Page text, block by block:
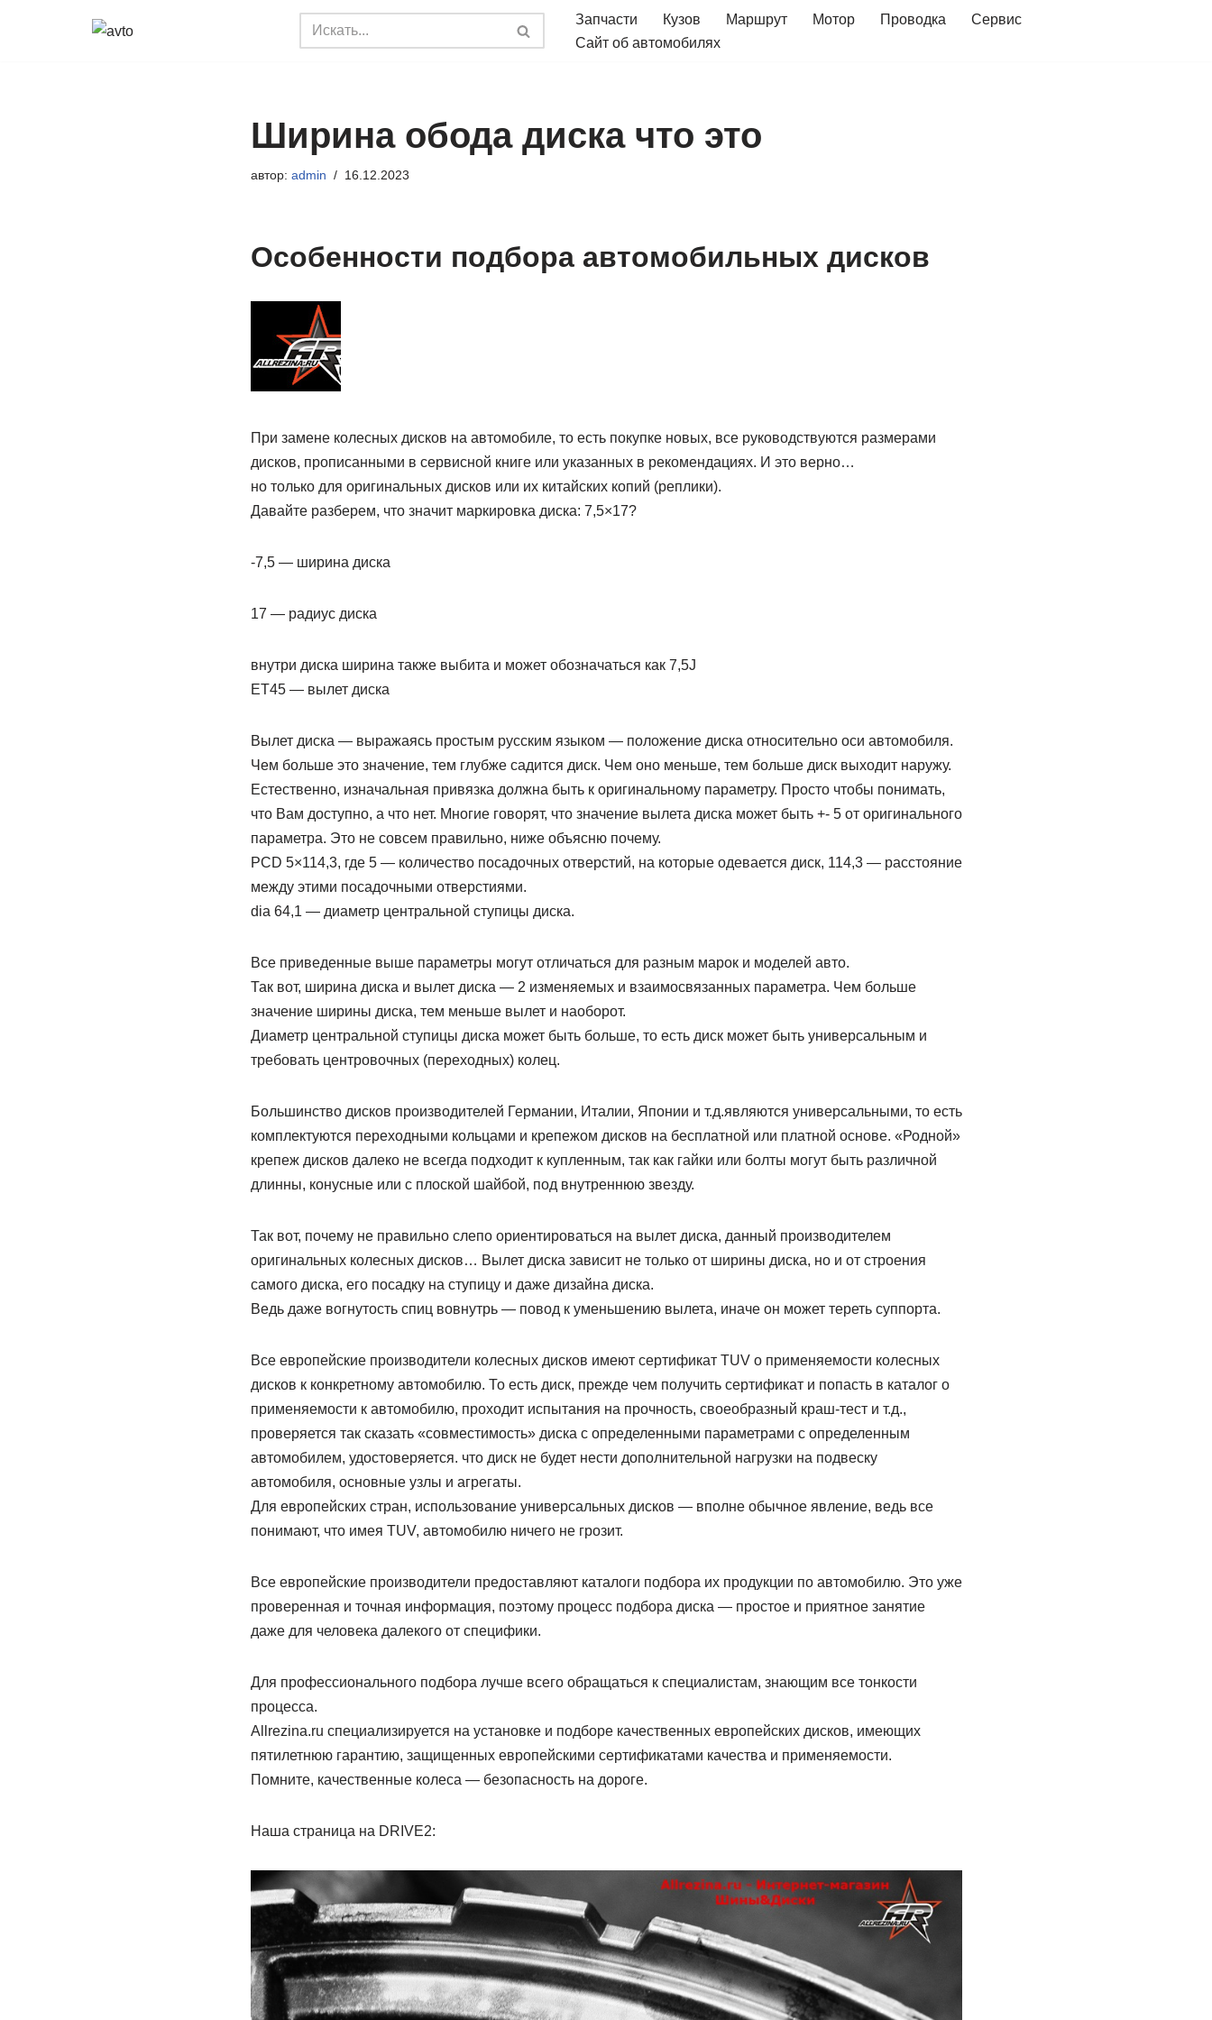
Запчасти Кузов Маршрут Мотор Проводка
Сервис
Сайт об автомобилях
Ширина обода диска что это
автор: admin 16.12.2023
Особенности подбора автомобильных дисков
При замене колесных дисков на автомобиле, то есть покупке новых, все руководствуются размерами
дисков, прописанными в сервисной книге или указанных в рекомендациях. И это верно…
но только для оригинальных дисков или их китайских копий (реплики).
Давайте разберем, что значит маркировка диска: 7,5×17?
-7,5 — ширина диска
17 — радиус диска
внутри диска ширина также выбита и может обозначаться как 7,5J
ET45 — вылет диска
Вылет диска — выражаясь простым русским языком — положение диска относительно оси автомобиля.
Чем больше это значение, тем глубже садится диск. Чем оно меньше, тем больше диск выходит наружу.
Естественно, изначальная привязка должна быть к оригинальному параметру. Просто чтобы понимать,
что Вам доступно, а что нет. Многие говорят, что значение вылета диска может быть +- 5 от оригинального
параметра. Это не совсем правильно, ниже объясню почему.
PCD 5×114,3, где 5 — количество посадочных отверстий, на которые одевается диск, 114,3 — расстояние
между этими посадочными отверстиями.
dia 64,1 — диаметр центральной ступицы диска.
Все приведенные выше параметры могут отличаться для разным марок и моделей авто.
Так вот, ширина диска и вылет диска — 2 изменяемых и взаимосвязанных параметра. Чем больше
значение ширины диска, тем меньше вылет и наоборот.
Диаметр центральной ступицы диска может быть больше, то есть диск может быть универсальным и
требовать центровочных (переходных) колец.
Большинство дисков производителей Германии, Италии, Японии и т.д.являются универсальными, то есть
комплектуются переходными кольцами и крепежом дисков на бесплатной или платной основе. «Родной»
крепеж дисков далеко не всегда подходит к купленным, так как гайки или болты могут быть различной
длинны, конусные или с плоской шайбой, под внутреннюю звезду.
Так вот, почему не правильно слепо ориентироваться на вылет диска, данный производителем
оригинальных колесных дисков… Вылет диска зависит не только от ширины диска, но и от строения
самого диска, его посадку на ступицу и даже дизайна диска.
Ведь даже вогнутость спиц вовнутрь — повод к уменьшению вылета, иначе он может тереть суппорта.
Все европейские производители колесных дисков имеют сертификат TUV о применяемости колесных
дисков к конкретному автомобилю. То есть диск, прежде чем получить сертификат и попасть в каталог о
применяемости к автомобилю, проходит испытания на прочность, своеобразный краш-тест и т.д.,
проверяется так сказать «совместимость» диска с определенными параметрами с определенным
автомобилем, удостоверяется. что диск не будет нести дополнительной нагрузки на подвеску
автомобиля, основные узлы и агрегаты.
Для европейских стран, использование универсальных дисков — вполне обычное явление, ведь все
понимают, что имея TUV, автомобилю ничего не грозит.
Все европейские производители предоставляют каталоги подбора их продукции по автомобилю. Это уже
проверенная и точная информация, поэтому процесс подбора диска — простое и приятное занятие
даже для человека далекого от специфики.
Для профессионального подбора лучше всего обращаться к специалистам, знающим все тонкости
процесса.
Allrezina.ru специализируется на установке и подборе качественных европейских дисков, имеющих
пятилетнюю гарантию, защищенных европейскими сертификатами качества и применяемости.
Помните, качественные колеса — безопасность на дороге.
Наша страница на DRIVE2: